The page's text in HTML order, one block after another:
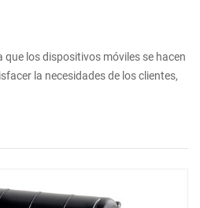
que los dispositivos móviles se hacen
la necesidades de los clientes,
portátil de soporte de Android
4.0, compatible con Android/IOS
capacidad de la batería (7.4 V,
superior de la función, puede...